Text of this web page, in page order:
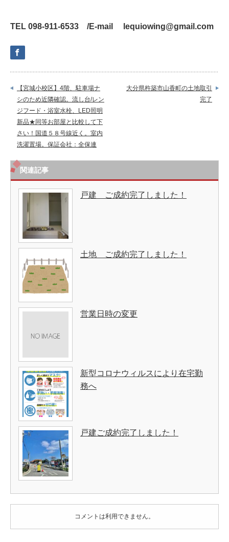
TEL 098-911-6533 /E-mail lequiowing@gmail.com
【宮城小校区】4階、駐車場ナ
シのため近隣確認。流し台/レン
ジフード・浴室水栓、LED照明
新品★同等お部屋と比較して下
さい！国道５８号線近く。室内
洗濯置場。保証会社：全保連
大分県杵築市山香町の土地取引
完了
関連記事
戸建 ご成約完了しました！
土地 ご成約完了しました！
営業日時の変更
新型コロナウィルスにより在宅勤
務へ
戸建ご成約完了しました！
コメントは利用できません。